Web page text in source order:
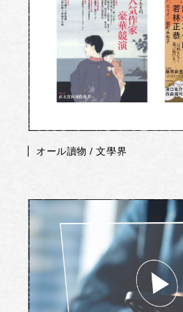
オール讀物 / 文學界